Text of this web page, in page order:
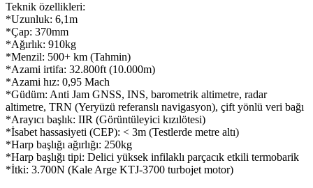
Teknik özellikleri:
*Uzunluk: 6,1m
*Çap: 370mm
*Ağırlık: 910kg
*Menzil: 500+ km (Tahmin)
*Azami irtifa: 32.800ft (10.000m)
*Azami hız: 0,95 Mach
*Güdüm: Anti Jam GNSS, INS, barometrik altimetre, radar
altimetre, TRN (Yeryüzü referanslı navigasyon), çift yönlü veri bağı
*Arayıcı başlık: IIR (Görüntüleyici kızılötesi)
*İsabet hassasiyeti (CEP): < 3m (Testlerde metre altı)
*Harp başlığı ağırlığı: 250kg
*Harp başlığı tipi: Delici yüksek infilaklı parçacık etkili termobarik
*İtki: 3.700N (Kale Arge KTJ-3700 turbojet motor)